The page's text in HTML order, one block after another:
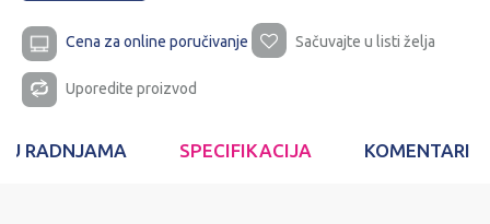
Cena za online poručivanje Sačuvajte u listi želja
Uporedite proizvod
U RADNJAMA SPECIFIKACIJA KOMENTARI